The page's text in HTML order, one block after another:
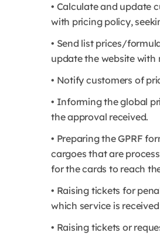
• Calculate and update
with pricing policy,
• Send list prices/
update the website with
• Notify customers of
• Informing the global
the approval received.
• Preparing the GPRF
cargoes that are
for the cards to reach
• Raising tickets for
which service is
• Raising tickets or